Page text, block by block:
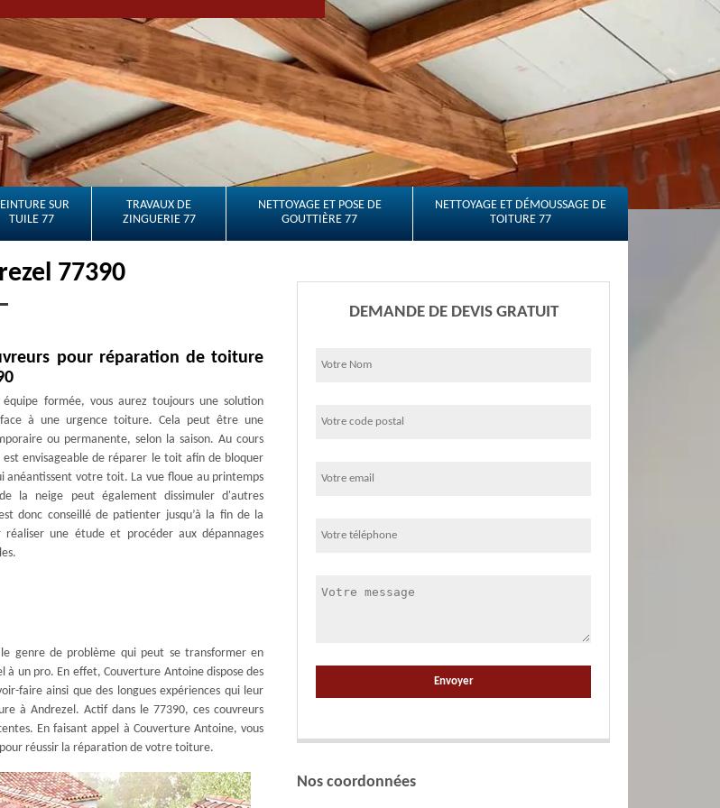
SUR
TUILE 77
TRAVAUX DE
ZINGUERIE 77
NETTOYAGE ET POSE DE
GOUTTIÈRE 77
NETTOYAGE ET DÉMOUSSAGE DE
TOITURE 77
77390
pour réparation de toiture
formée, vous aurez toujours une solution
à une urgence toiture. Cela peut être une
ou permanente, selon la saison. Au cours
envisageable de réparer le toit afin de bloquer
anéantissent votre toit. La vue floue au printemps
la neige peut également dissimuler d'autres
donc conseillé de patienter jusqu’à la fin de la
réaliser une étude et procéder aux dépannages
genre de problème qui peut se transformer en
un pro. En effet, Couverture Antoine dispose des
faire ainsi que des longues expériences qui leur
à Andrezel. Actif dans le 77390, ces couvreurs
En faisant appel à Couverture Antoine, vous
réussir la réparation de votre toiture.
DEMANDE DE DEVIS GRATUIT
Nos coordonnées